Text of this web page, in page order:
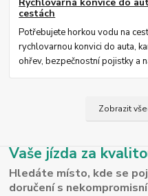
cestách
Potřebujete horkou vodu na
rychlovarnou konvici do auta,
ohřev, bezpečnostní pojistky a
Zobrazit
Vaše jízda za
Hledáte místo, kde se
doručení s